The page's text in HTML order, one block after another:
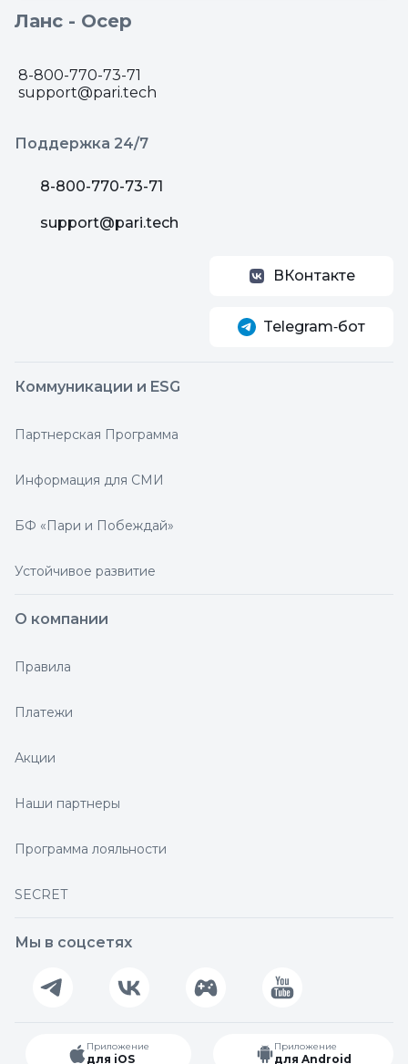
Ланс - Осер
8-800-770-73-71
support@pari.tech
Поддержка 24/7
8-800-770-73-71
support@pari.tech
ВКонтакте
Telegram‑бот
Коммуникации и ESG
Партнерская Программа
Информация для СМИ
БФ «Пари и Побеждай»
Устойчивое развитие
О компании
Правила
Платежи
Акции
Наши партнеры
Программа лояльности
SECRET
Мы в соцсетях
Приложение
для iOS
Приложение
для Android